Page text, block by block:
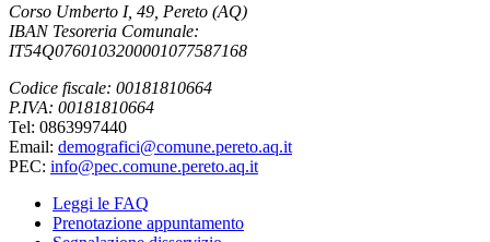
Corso Umberto I, 49, Pereto (AQ)
IBAN Tesoreria Comunale:
IT54Q0760103200001077587168
Codice fiscale: 00181810664
P.IVA: 00181810664
Tel: 0863997440
Email: demografici@comune.pereto.aq.it
PEC: info@pec.comune.pereto.aq.it
Leggi le FAQ
Prenotazione appuntamento